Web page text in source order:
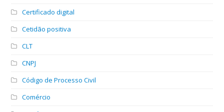
Certificado digital
Cetidão positiva
CLT
CNPJ
Código de Processo Civil
Comércio